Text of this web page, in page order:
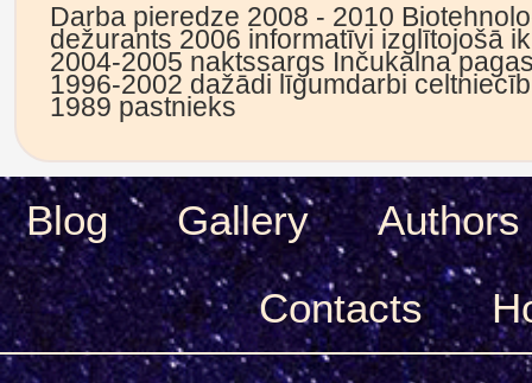
Darba pieredze 2008 - 2010
dežurants 2006 informatīvi izglītojošā
2004-2005 naktssargs Inčukalna
1996-2002 dažādi līgumdarbi
1989 pastnieks
Blog Gallery
Authors
Сontacts